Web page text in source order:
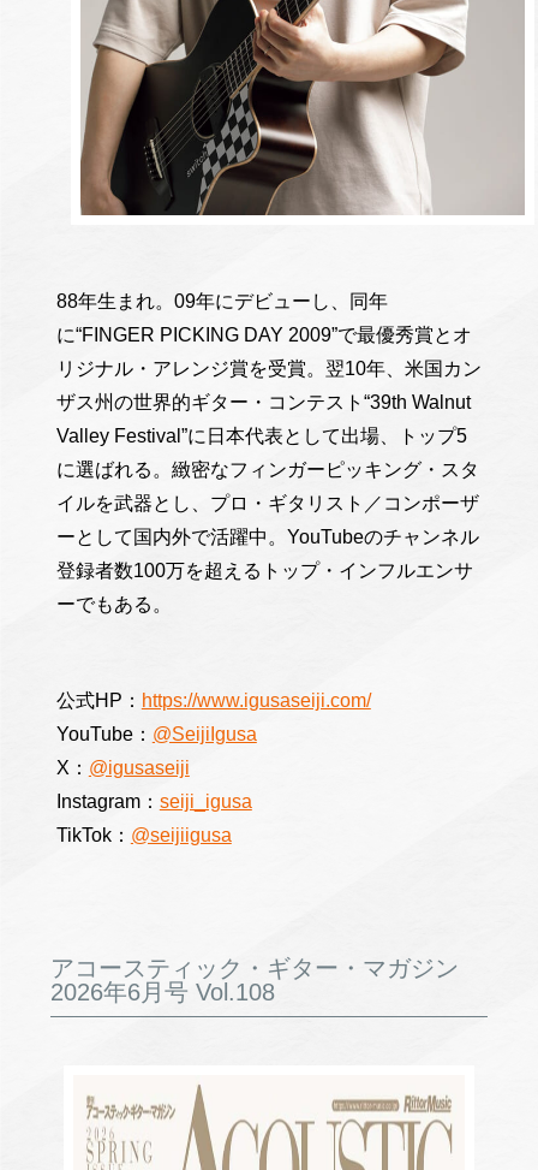
88年生まれ。09年にデビューし、同年
に“FINGER PICKING DAY 2009”で最優秀賞とオ
リジナル・アレンジ賞を受賞。翌10年、米国カン
ザス州の世界的ギター・コンテスト“39th Walnut
Valley Festival”に日本代表として出場、トップ5
に選ばれる。緻密なフィンガーピッキング・スタ
イルを武器とし、プロ・ギタリスト／コンポーザ
ーとして国内外で活躍中。YouTubeのチャンネル
登録者数100万を超えるトップ・インフルエンサ
ーでもある。
公式HP： https://www.igusaseiji.com/
YouTube： @SeijiIgusa
X： @igusaseiji
Instagram： seiji_igusa
TikTok： @seijiigusa
アコースティック・ギター・マガジン
2026年6月号 Vol.108